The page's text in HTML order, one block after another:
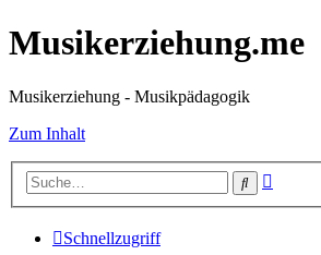
Musikerziehung.me
Musikerziehung - Musikpädagogik
Zum Inhalt
Suche
Schnellzugriff